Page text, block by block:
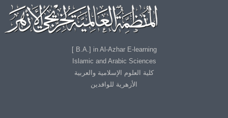
B.A.] in Al-Azhar E-learning ]
Islamic and Arabic Sciences
كلية العلوم الإسلامية والعربية
الأزهرية للوافدين